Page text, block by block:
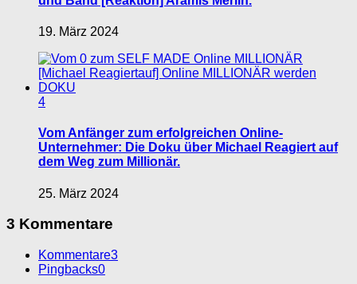
19. März 2024
4
Vom Anfänger zum erfolgreichen Online-
Unternehmer: Die Doku über Michael Reagiert auf
dem Weg zum Millionär.
25. März 2024
3 Kommentare
Kommentare3
Pingbacks0